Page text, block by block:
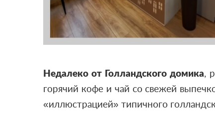
Недалеко от Голландского домика,
горячий кофе и чай со свежей
«иллюстрацией» типичного